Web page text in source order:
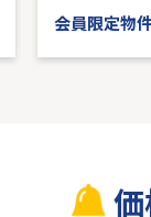
会員限定物